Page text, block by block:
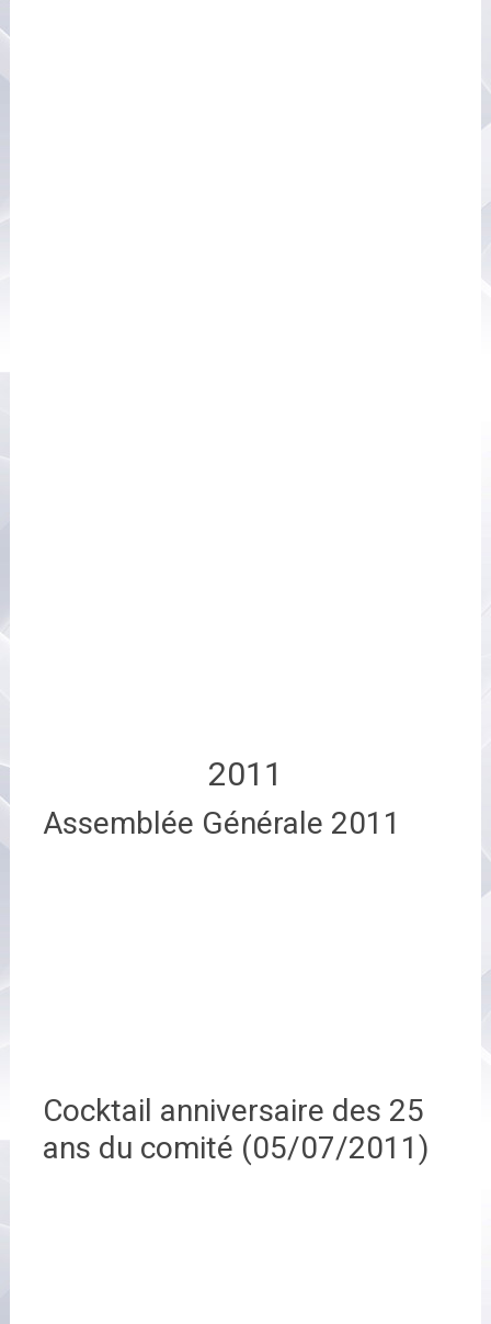
2011
Assemblée Générale 2011
Cocktail anniversaire des 25
ans du comité (05/07/2011)